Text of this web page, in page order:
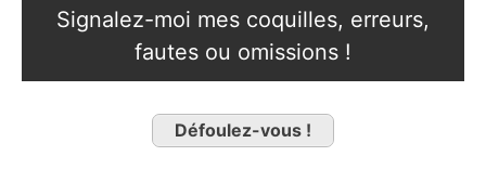
Signalez-moi mes coquilles, erreurs,
fautes ou omissions !
Défoulez-vous !